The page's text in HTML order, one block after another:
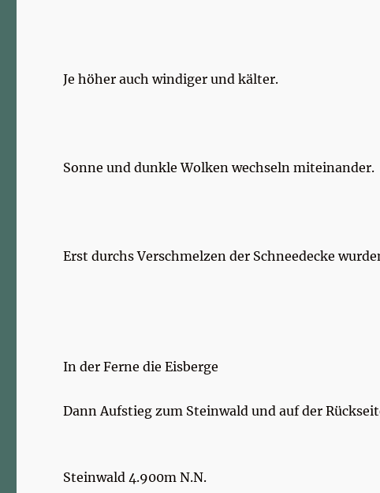
Je höher auch windiger und kälter.
Sonne und dunkle Wolken wechseln miteinander.
Erst durchs Verschmelzen der Schneedecke
In der Ferne die Eisberge
Dann Aufstieg zum Steinwald und auf der
Steinwald 4.900m N.N.